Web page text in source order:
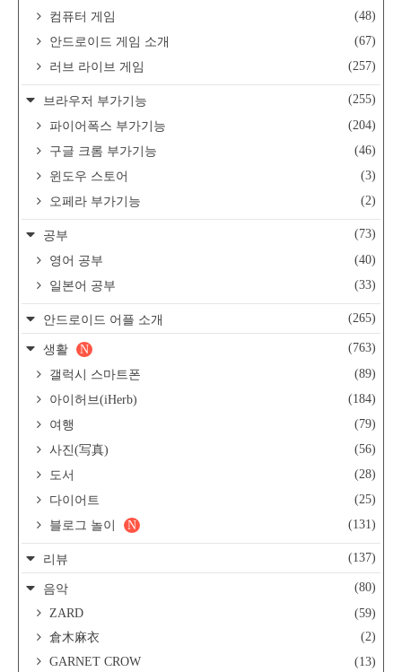
컴퓨터 게임
(48)
안드로이드 게임 소개
(67)
러브 라이브 게임
(257)
브라우저 부가기능
(255)
파이어폭스 부가기능
(204)
구글 크롬 부가기능
(46)
윈도우 스토어
(3)
오페라 부가기능
(2)
공부
(73)
영어 공부
(40)
일본어 공부
(33)
안드로이드 어플 소개 (265)
생활 (763)
N
갤럭시 스마트폰
(89)
아이허브(iHerb)
(184)
여행
(79)
사진(写真)
(56)
도서
(28)
다이어트
(25)
블로그 놀이
(131)
N
리뷰 (137)
음악
(80)
ZARD
(59)
倉木麻衣
(2)
GARNET CROW
(13)